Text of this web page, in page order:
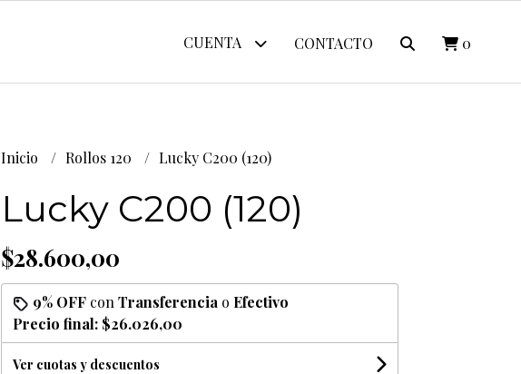
CUENTA CONTACTO 0
Inicio Rollos 120 Lucky C200 (120)
Lucky C200 (120)
$28.600,00
9% OFFcon Transferencia o Efectivo
Precio final: $26.026,00
Ver cuotas y descuentos